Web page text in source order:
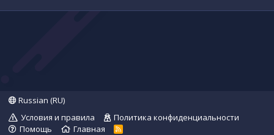
Russian (RU)
Условия и правила
Политика конфиденциальности
Помощь
Главная
R